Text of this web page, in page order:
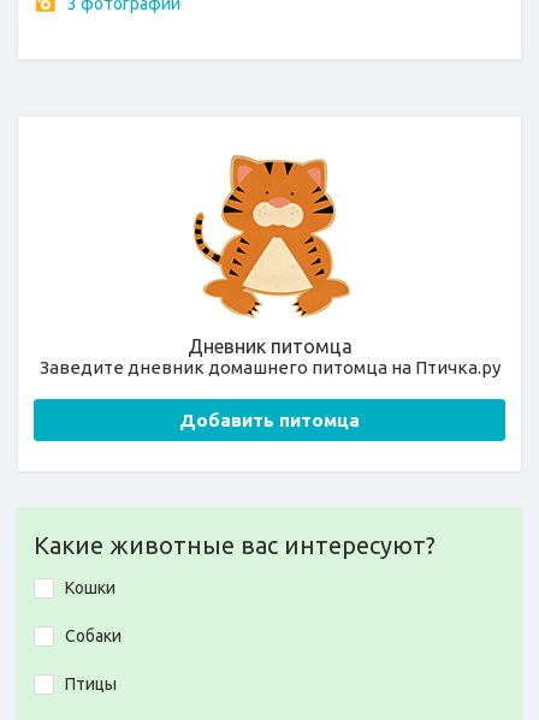
Дневник питомца
Заведите дневник домашнего питомца на Птичка.ру
Добавить питомца
Какие животные вас интересуют?
Кошки
Собаки
Птицы